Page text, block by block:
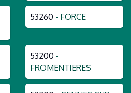
53260 - FORCE
53200 -
FROMENTIERES